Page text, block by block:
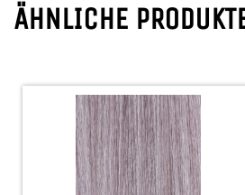
ÄHNLICHE